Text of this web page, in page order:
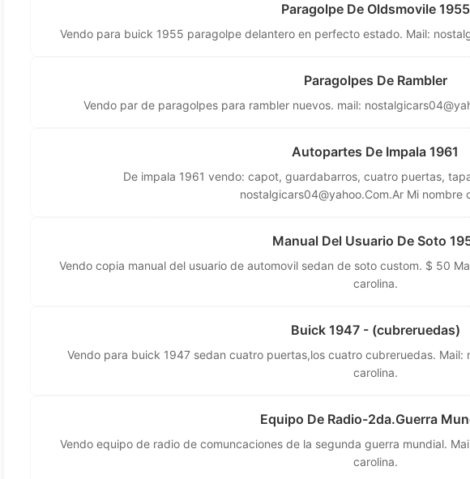
Paragolpe De Oldsmovile 1955
Vendo para buick 1955 paragolpe delantero en perfecto estado. Mail:
Paragolpes De Rambler
Vendo par de paragolpes para rambler nuevos. mail:
Autopartes De Impala 1961
De impala 1961 vendo: capot, guardabarros, cuatro puertas,
nostalgicars04@yahoo.Com.Ar Mi nombre
Manual Del Usuario De Soto
Vendo copia manual del usuario de automovil sedan de soto custom. $ 50
carolina.
Buick 1947 - (cubreruedas)
Vendo para buick 1947 sedan cuatro puertas,los cuatro cubreruedas. Mail:
carolina.
Equipo De Radio-2da.Guerra
Vendo equipo de radio de comuncaciones de la segunda guerra mundial.
carolina.